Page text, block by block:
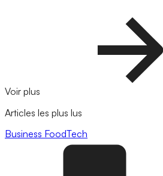
Voir plus
Articles les plus lus
Business FoodTech